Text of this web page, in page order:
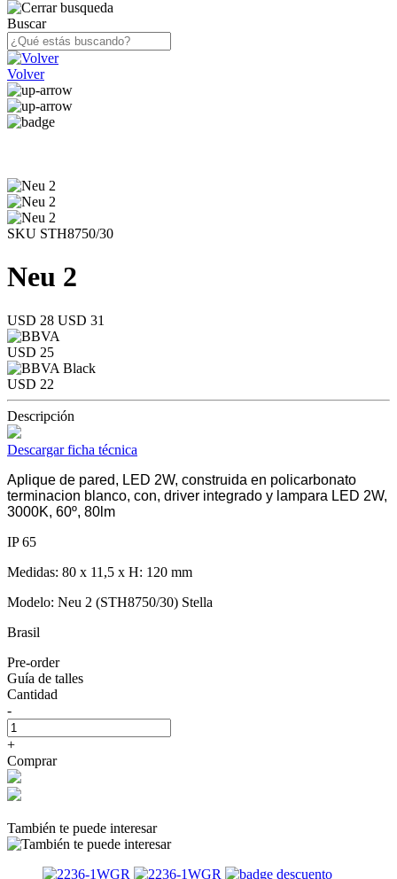
Buscar
Volver
SKU STH8750/30
Neu 2
USD 28 USD 31
USD 25
USD 22
Descripción
Descargar ficha técnica
Aplique de pared, LED 2W, construida en policarbonato
terminacion blanco, con, driver integrado y lampara LED 2W,
3000K, 60º, 80lm
IP 65
Medidas: 80 x 11,5 x H: 120 mm
Modelo: Neu 2 (STH8750/30) Stella
Brasil
Pre-order
Guía de talles
Cantidad
-
+
Comprar
También te puede interesar